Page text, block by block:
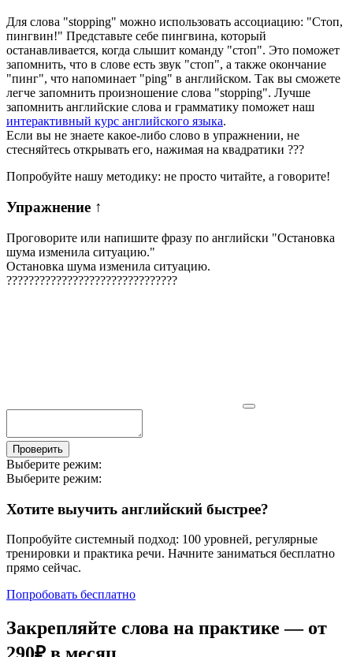
Для слова "stopping" можно использовать ассоциацию: "Стоп,
пингвин!" Представьте себе пингвина, который
останавливается, когда слышит команду "стоп". Это поможет
запомнить, что в слове есть звук "стоп", а также окончание
"пинг", что напоминает "ping" в английском. Так вы сможете
легче запомнить произношение слова "stopping". Лучше
запомнить английские слова и грамматику поможет наш
интерактивный курс английского языка.
Если вы не знаете какое-либо слово в упражнении, не
стесняйтесь открывать его, нажимая на квадратики ???
Попробуйте нашу методику: не просто читайте, а говорите!
Упражнение ↑
Проговорите или напишите фразу по английски "Остановка
шума изменила ситуацию."
Остановка шума изменила ситуацию.
???????????????????????????????
Проверить
Выберите режим:
Выберите режим:
Хотите выучить английский быстрее?
Попробуйте системный подход: 100 уровней, регулярные
тренировки и практика речи. Начните заниматься бесплатно
прямо сейчас.
Попробовать бесплатно
Закрепляйте слова на практике — от